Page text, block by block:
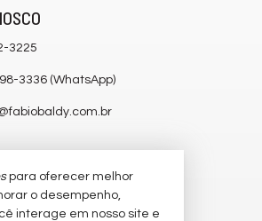
3225
3336 (WhatsApp)
newsletter
para oferecer melhor
o desempenho,
interage em nosso site e